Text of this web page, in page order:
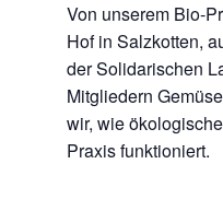
Von unserem Bio-
Hof in Salzkotten,
der Solidarischen
Mitgliedern
wir, wie
Praxis funktioniert.